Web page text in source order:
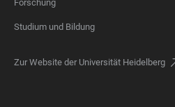
Forschung
Studium und Bildung
Zur Website der Universität Heidelberg